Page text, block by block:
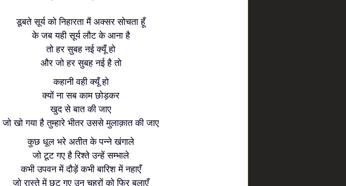
डूबते सूर्य को निहारता मैं अक्सर सोचता हूँ
के जब यही सूर्य लौट के आना है
तो हर सुबह नई क्यूँ हो
और जो हर सुबह नई है तो
कहानी वही क्यूँ हो
क्यों ना सब काम छोड़कर
खुद से बात की जाए
जो खो गया है तुम्हारे भीतर उससे मुलाक़ात की जाए
कुछ धूल भरे अतीत के पन्ने खंगाले
जो टूट गए है रिश्ते उन्हें सम्भाले
कभी उपवन में दौड़ें कभी बारिश में नहाएँ
जो रास्ते में छूट गए उन चहरों को फिर बुलाएँ